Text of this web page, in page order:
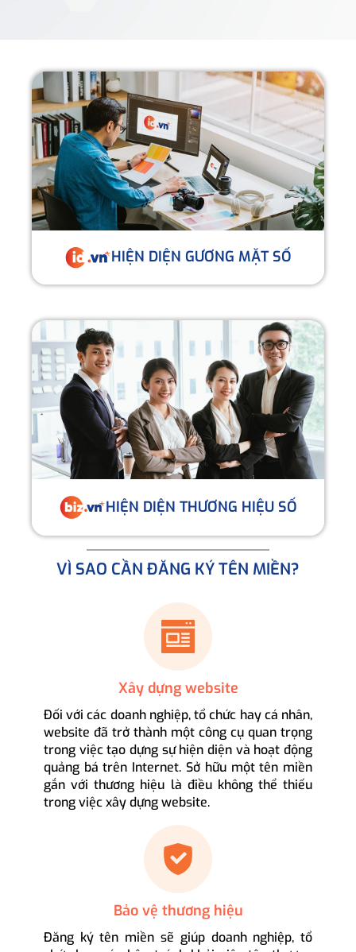
HIỆN DIỆN GƯƠNG MẶT SỐ
HIỆN DIỆN THƯƠNG HIỆU SỐ
VÌ SAO CẦN ĐĂNG KÝ TÊN MIỀN?
Xây dựng website
Đối với các doanh nghiệp, tổ chức hay cá nhân,
website đã trở thành một công cụ quan trọng
trong việc tạo dựng sự hiện diện và hoạt động
quảng bá trên Internet. Sở hữu một tên miền
gắn với thương hiệu là điều không thể thiếu
trong việc xây dựng website.
Bảo vệ thương hiệu
Đăng ký tên miền sẽ giúp doanh nghiệp, tổ